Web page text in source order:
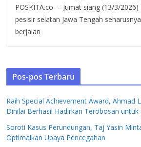
POSKITA.co – Jumat siang (13/3/2026)
pesisir selatan Jawa Tengah seharusnya
berjalan
Pos-pos Terbaru
Raih Special Achievement Award, Ahmad
Dinilai Berhasil Hadirkan Terobosan untuk
Soroti Kasus Perundungan, Taj Yasin
Optimalkan Upaya Pencegahan